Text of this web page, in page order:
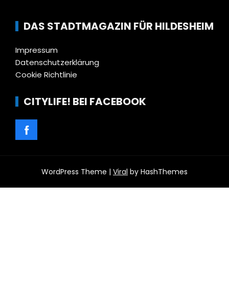
DAS STADTMAGAZIN FÜR HILDESHEIM
Impressum
Datenschutzerklärung
Cookie Richtlinie
CITYLIFE! BEI FACEBOOK
WordPress Theme | Viral by HashThemes